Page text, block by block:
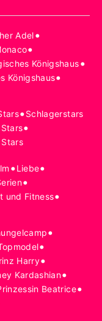
Adel•
•
Königshaus•
Königshaus•
•Schlagerstars
•
Stars
•Liebe•
•
und Fitness•
•
•
Harry•
Kardashian•
Beatrice•